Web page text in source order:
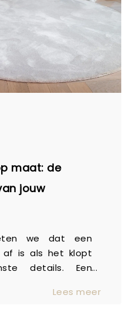
maat: de
jouw
we dat een
af is als het klopt
details. Een
Niet alleen voegt
Lees meer